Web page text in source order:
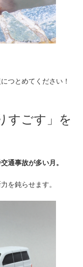
つとめてください！
すごす」を
通事故が多い月。
を鈍らせます。